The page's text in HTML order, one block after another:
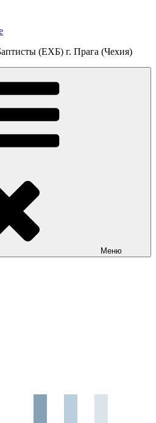
(ЕХБ) г. Прага (Чехия)
Меню